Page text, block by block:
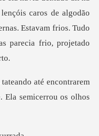
caros de algodão
ntrarem
Ela semi